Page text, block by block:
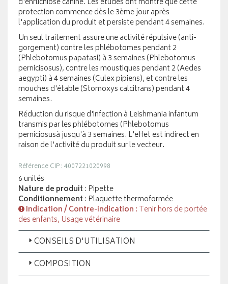
protection commence dès le 3ème jour après
l'application du produit et persiste pendant 4 semaines.
Un seul traitement assure une activité répulsive (anti-
gorgement) contre les phlébotomes pendant 2
(Phlebotomus papatasi) à 3 semaines (Phlebotomus
pernicisosus), contre les moustiques pendant 2 (Aedes
aegypti) à 4 semaines (Culex pipiens), et contre les
mouches d'étable (Stomoxys calcitrans) pendant 4
semaines.
Réduction du risque d'infection à Leishmania infantum
transmis par les phlébotomes (Phlebotomus
perniciosusà jusqu'à 3 semaines. L'effet est indirect en
raison de l'activité du produit sur le vecteur.
Référence CIP : 4007221020998
6 unités
Nature de produit : Pipette
Conditionnement : Plaquette thermoformée
Indication / Contre-indication : Tenir hors de portée
des enfants, Usage vétérinaire
CONSEILS D'UTILISATION
COMPOSITION